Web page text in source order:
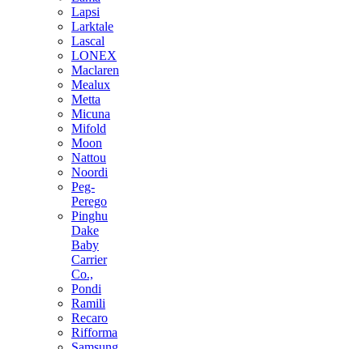
Lapsi
Larktale
Lascal
LONEX
Maclaren
Mealux
Metta
Micuna
Mifold
Moon
Nattou
Noordi
Peg-
Perego
Pinghu
Dake
Baby
Carrier
Co.,
Pondi
Ramili
Recaro
Rifforma